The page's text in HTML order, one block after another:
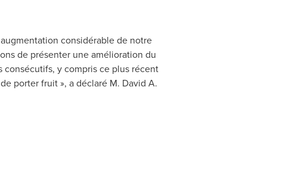
considérable de notre
de présenter une amélioration du
y compris ce plus récent
porter fruit », a déclaré M. David A.